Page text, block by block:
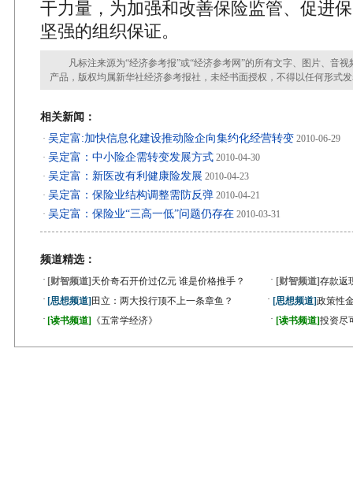
干力量，为加强和改善保险监管、促进
坚强的组织保证。
凡标注来源为“经济参考报”或“经济参考网”的所有文字、图片、音视
产品，版权均属新华社经济参考报社，未经书面授权，不得以任何形式
相关新闻：
· 吴定富:加快信息化建设推动险企向集约化经营转变 2010-06-29
· 吴定富：中小险企需转变发展方式 2010-04-30
· 吴定富：新医改有利健康险发展 2010-04-23
· 吴定富：保险业结构调整需防反弹 2010-04-21
· 吴定富：保险业“三高一低”问题仍存在 2010-03-31
频道精选：
· [财智频道] 天价奇石开价过亿元 谁是价格推手？ · [财智频道]存款返
· [思想频道] 田立：两大投行顶不上一条章鱼？ · [思想频道]政策性
· [读书频道] 《五常学经济》 · [读书频道]投资尽